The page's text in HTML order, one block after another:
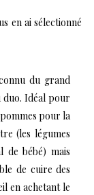
en ai sélectionné
du grand
duo. Idéal pour
pour la
(les légumes
bébé) mais
de cuire des
en achetant le